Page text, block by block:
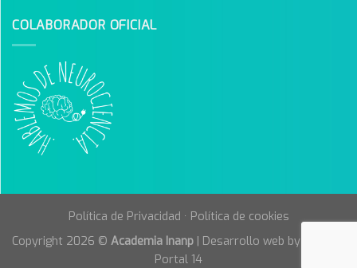
COLABORADOR OFICIAL
Política de Privacidad · Política de cookies
Copyright 2026 © Academia Inanp | Desarrollo web by
Portal 14